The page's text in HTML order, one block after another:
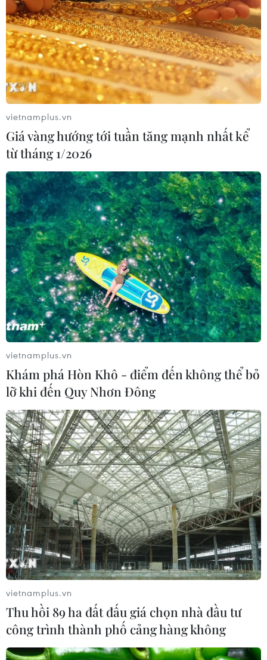
TIN CÙNG CHUYÊN MỤC
vietnamplus.vn
Giá vàng hướng tới tuần tăng mạnh nhất kể
từ tháng 1/2026
vietnamplus.vn
Khám phá Hòn Khô - điểm đến không thể bỏ
lỡ khi đến Quy Nhơn Đông
vietnamplus.vn
Thu hồi 89 ha đất đấu giá chọn nhà đầu tư
công trình thành phố cảng hàng không